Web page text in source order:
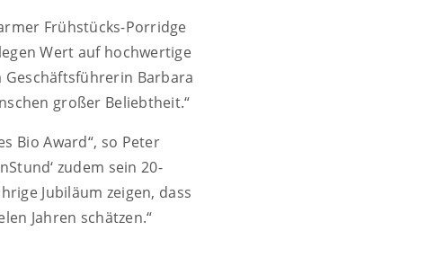
Frühstücks-Porridge
Wert auf hochwertige
Geschäftsführerin Barbara
großer Beliebtheit.“
Bio Award“, so Peter
zudem sein 20-
Jubiläum zeigen, dass
Jahren schätzen.“